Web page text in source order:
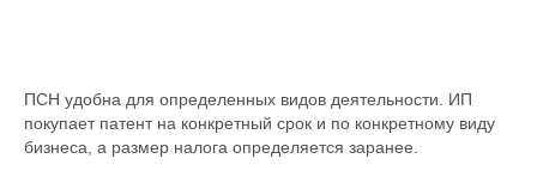
ПСН удобна для определенных видов деятельности. ИП
покупает патент на конкретный срок и по конкретному виду
бизнеса, а размер налога определяется заранее.